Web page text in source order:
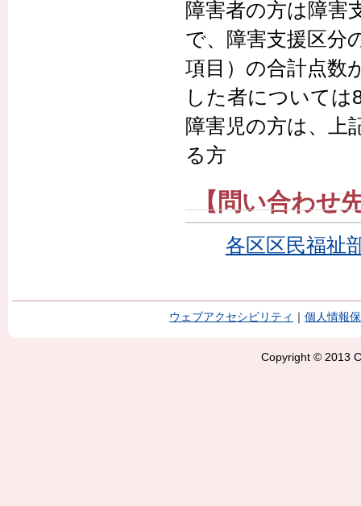
障害者の方は障害
で、障害支援区分
項目）の合計点数
した者については
障害児の方は、上
る方
【問い合わせ
各区区民福祉
ウェブアクセシビリティ 個人情報
Copyright © 2013